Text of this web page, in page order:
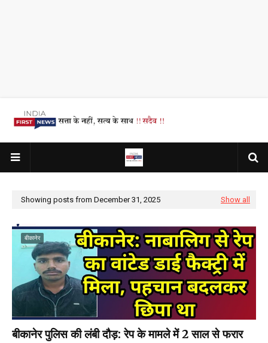
Showing posts from December 31, 2025 Show all
बीकानेर
बीकानेर पुलिस की लंबी दौड़: रेप के मामले में 2 साल से फरार